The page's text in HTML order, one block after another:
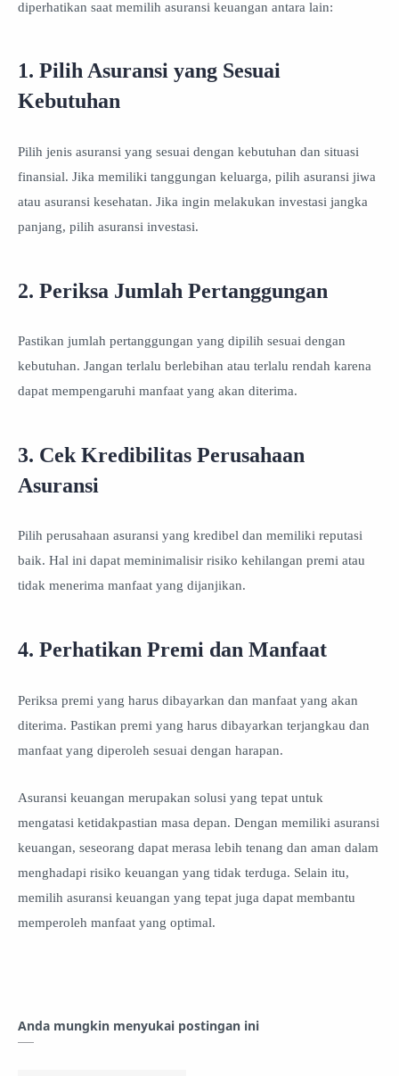
diperhatikan saat memilih asuransi keuangan antara lain:
1. Pilih Asuransi yang Sesuai
Kebutuhan
Pilih jenis asuransi yang sesuai dengan kebutuhan dan situasi
finansial. Jika memiliki tanggungan keluarga, pilih asuransi jiwa
atau asuransi kesehatan. Jika ingin melakukan investasi jangka
panjang, pilih asuransi investasi.
2. Periksa Jumlah Pertanggungan
Pastikan jumlah pertanggungan yang dipilih sesuai dengan
kebutuhan. Jangan terlalu berlebihan atau terlalu rendah karena
dapat mempengaruhi manfaat yang akan diterima.
3. Cek Kredibilitas Perusahaan
Asuransi
Pilih perusahaan asuransi yang kredibel dan memiliki reputasi
baik. Hal ini dapat meminimalisir risiko kehilangan premi atau
tidak menerima manfaat yang dijanjikan.
4. Perhatikan Premi dan Manfaat
Periksa premi yang harus dibayarkan dan manfaat yang akan
diterima. Pastikan premi yang harus dibayarkan terjangkau dan
manfaat yang diperoleh sesuai dengan harapan.
Asuransi keuangan merupakan solusi yang tepat untuk
mengatasi ketidakpastian masa depan. Dengan memiliki asuransi
keuangan, seseorang dapat merasa lebih tenang dan aman dalam
menghadapi risiko keuangan yang tidak terduga. Selain itu,
memilih asuransi keuangan yang tepat juga dapat membantu
memperoleh manfaat yang optimal.
Anda mungkin menyukai postingan ini